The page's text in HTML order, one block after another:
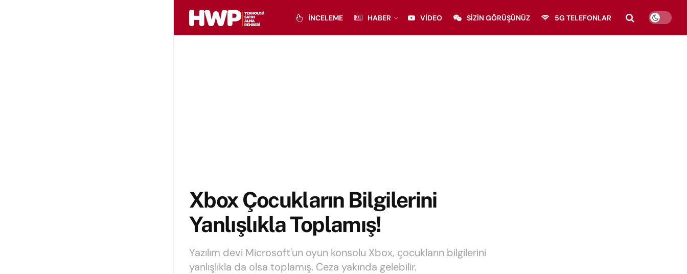
İNCELEME HABER VIDEO SIZIN GÖRÜŞÜNÜZ 5G TELEFONLAR
Xbox Çocukların Bilgilerini
Yanlışlıkla Toplamış!
Yazılım devi Microsoft'un oyun konsolu Xbox, çocukların bilgilerini
yanlışlıkla da olsa toplamış. Ceza yakında gelebilir.